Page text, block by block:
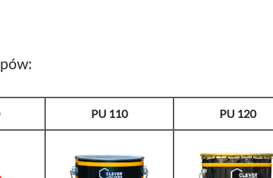
PU 110 PU 120